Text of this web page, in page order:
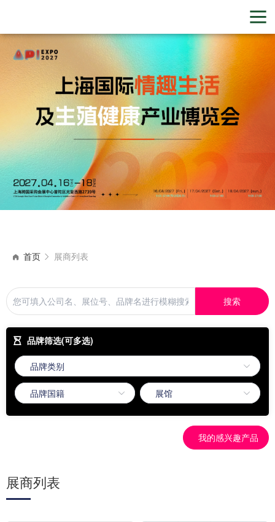
首页 展商列表
搜索
品牌筛选(可多选)
我的感兴趣产品
展商列表